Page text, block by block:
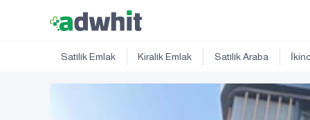
Satılık Emlak Kiralık Emlak Satılık Araba